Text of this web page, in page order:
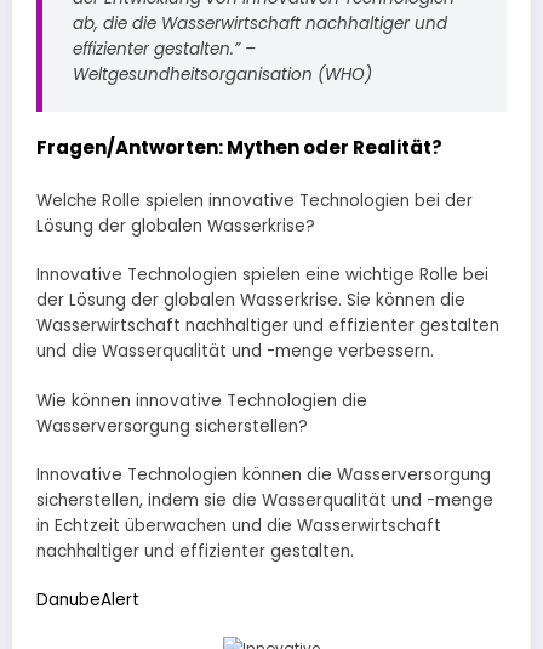
ab, die die Wasserwirtschaft nachhaltiger und
effizienter gestalten.” –
Weltgesundheitsorganisation (WHO)
Fragen/Antworten: Mythen oder Realität?
Welche Rolle spielen innovative Technologien bei der
Lösung der globalen Wasserkrise?
Innovative Technologien spielen eine wichtige Rolle bei
der Lösung der globalen Wasserkrise. Sie können die
Wasserwirtschaft nachhaltiger und effizienter gestalten
und die Wasserqualität und -menge verbessern.
Wie können innovative Technologien die
Wasserversorgung sicherstellen?
Innovative Technologien können die Wasserversorgung
sicherstellen, indem sie die Wasserqualität und -menge
in Echtzeit überwachen und die Wasserwirtschaft
nachhaltiger und effizienter gestalten.
DanubeAlert